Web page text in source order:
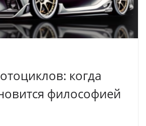
когда
философией